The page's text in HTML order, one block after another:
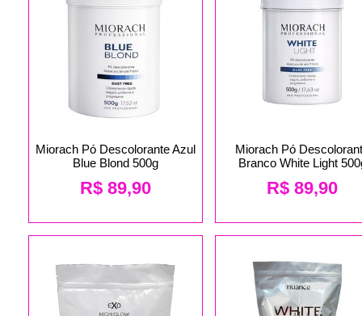
Miorach Pó Descolorante Azul
Blue Blond 500g
R$ 89,90
Miorach Pó
Branco White Light
R$ 89,90